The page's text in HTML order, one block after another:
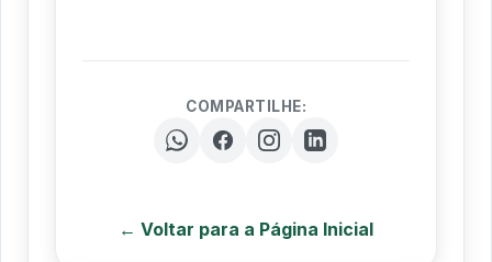
COMPARTILHE:
← Voltar para a Página Inicial